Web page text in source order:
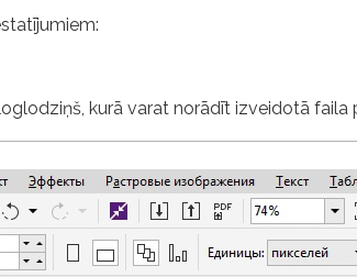
kurā varat norādīt izveidotā faila